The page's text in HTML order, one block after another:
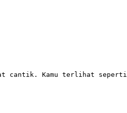
cantik. Kamu terlihat